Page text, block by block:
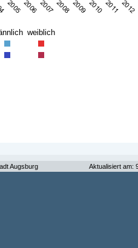
weiblich
Augsburg Aktualisiert am: